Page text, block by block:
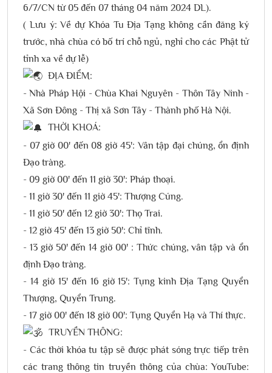
6/7/CN từ 05 đến 07 tháng 04 năm 2024 DL).
( Lưu ý: Về dự Khóa Tu Địa Tạng không cần đăng ký
trước, nhà chùa có bố trí chỗ ngủ, nghỉ cho các Phật tử
tỉnh xa về dự lễ)
ĐỊA ĐIỂM:
- Nhà Pháp Hội - Chùa Khai Nguyên - Thôn Tây Ninh -
Xã Sơn Đông - Thị xã Sơn Tây - Thành phố Hà Nội.
THỜI KHOÁ:
- 07 giờ 00' đến 08 giờ 45': Vân tập đại chúng, ổn định
Đạo tràng.
- 09 giờ 00' đến 11 giờ 30': Pháp thoại.
- 11 giờ 30' đến 11 giờ 45': Thượng Cúng.
- 11 giờ 50' đến 12 giờ 30': Thọ Trai.
- 12 giờ 45' đến 13 giờ 50': Chỉ tĩnh.
- 13 giờ 50' đến 14 giờ 00' : Thức chúng, vân tập và ổn
định Đạo tràng.
- 14 giờ 15' đến 16 giờ 15': Tụng kinh Địa Tạng Quyển
Thượng, Quyển Trung.
- 17 giờ 00' đến 18 giờ 00': Tụng Quyển Hạ và Thí thực.
TRUYỀN THÔNG:
- Các thời khóa tu tập sẽ được phát sóng trực tiếp trên
các trang thông tin truyền thông của chùa: YouTube: